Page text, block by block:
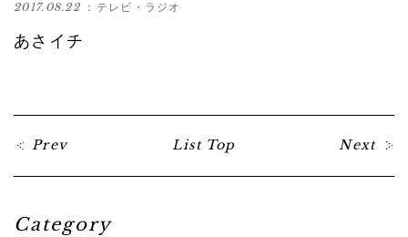
2017.08.22 ：テレビ・ラジオ
あさイチ
Prev List Top Next
Category